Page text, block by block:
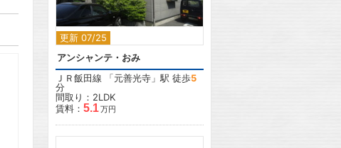
更新 07/25
アンシャンテ・おみ
ＪＲ飯田線 「元善光寺 」駅 徒歩5
分
間取り：2LDK
賃料： 5.1万円